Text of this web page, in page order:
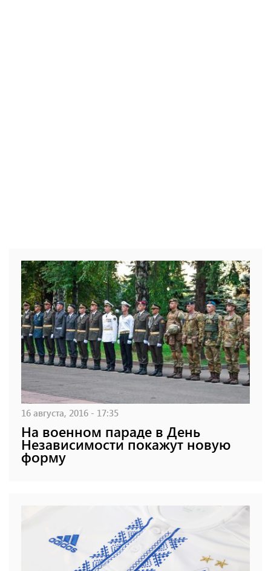
16 августа, 2016 - 17:35
На военном параде в День
Независимости покажут новую
форму